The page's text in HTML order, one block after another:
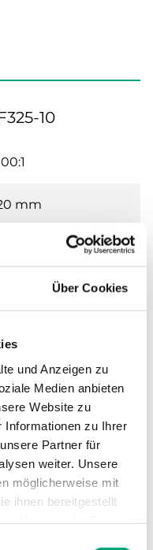
Über Cookies
und Anzeigen zu
Medien anbieten
Website zu
Informationen zu Ihrer
Partner für
weiter. Unsere
möglicherweise mit
ihnen bereitgestellt
10
mm
Wege mit Bypass